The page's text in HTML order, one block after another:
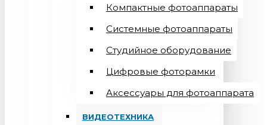
Компактные фотоаппараты
Системные фотоаппараты
Студийное оборудование
Цифровые фоторамки
Aксессуары для фотоаппарата
ВИДЕОТЕХНИКА